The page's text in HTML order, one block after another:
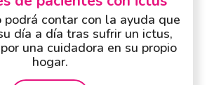
podrá contar con la ayuda que
día a día tras sufrir un ictus,
una cuidadora en su propio
hogar.